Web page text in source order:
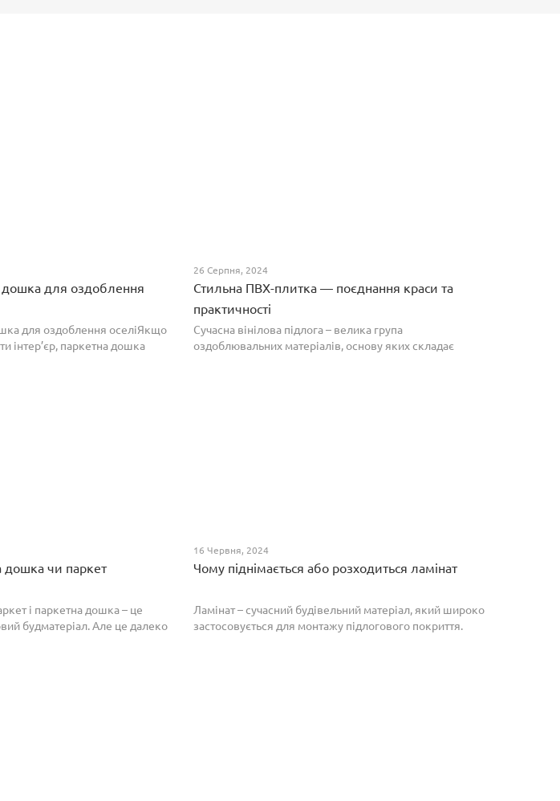
дошка для оздоблення
для оздоблення оселіЯкщо
інтер’єр, паркетна дошка
26 Серпня, 2024
Стильна ПВХ-плитка — поєднання краси та
практичності
Сучасна вінілова підлога – велика група
оздоблювальних матеріалів, основу яких складає
чи паркет
і паркетна дошка – це
будматеріал. Але це далеко
16 Червня, 2024
Чому піднімається або розходиться ламінат
Ламінат – сучасний будівельний матеріал, який широко
застосовується для монтажу підлогового покриття.